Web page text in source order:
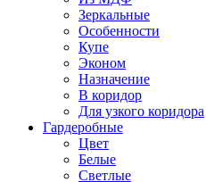
Зеркальные
Особенности
Купе
Эконом
Назначение
В коридор
Для узкого коридора
Гардеробные
Цвет
Белые
Светлые